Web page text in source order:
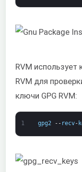
RVM
RVM для
ключи GPG RVM:
1 gpg2 -- recv-